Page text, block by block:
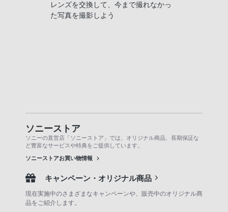
レンズを交換して、今まで撮れなかっ
た写真を撮影しよう
ソニーストア
ソニーの直営店「ソニーストア」では、オリジナル商品、長期保証な
ど豊富なサービスや特典をご提供しています。
ソニーストアお買い物情報
キャンペーン・オリジナル商品
現在実施中のさまざまなキャンペーンや、販売中のオリジナル商
品をご紹介します。